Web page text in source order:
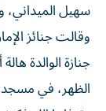
سهيل الميداني،
وقالت جنائز
جنازة الوالدة
الظهر، في